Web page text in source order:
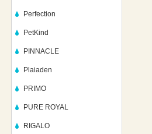
Perfection
PetKind
PINNACLE
Plaiaden
PRIMO
PURE ROYAL
RIGALO